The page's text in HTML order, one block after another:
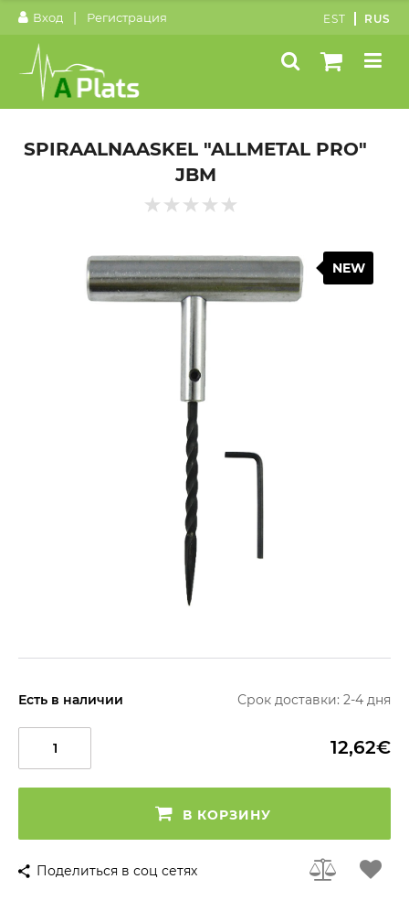
Вход | Регистрация EST RUS
SPIRAALNAASKEL "ALLMETAL PRO"
JBM
NEW
Есть в наличии Срок доставки: 2-4 дня
12,62€
В КОРЗИНУ
Поделиться в соц сетях